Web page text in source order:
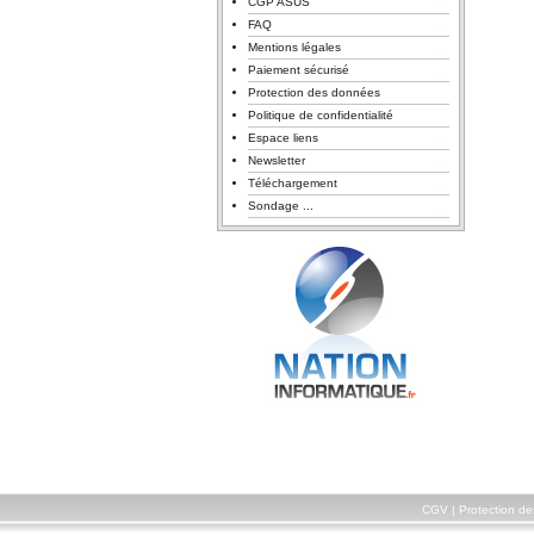
FAQ
Mentions légales
Paiement sécurisé
Protection des données
Politique de confidentialité
Espace liens
Newsletter
Téléchargement
Sondage ...
CGV Protection